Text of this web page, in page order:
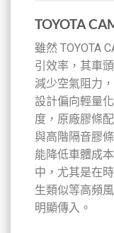
TOYOTA
雖然 TOYOTA
引效率，其車
減少空氣阻力
設計偏向輕量
度，原廠膠條
與高階隔音膠
能降低車體成
中，尤其是在
生類似等高頻
明顯傳入。